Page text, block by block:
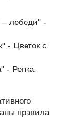
– лебеди" -
- Цветок с
- Репка.
правила